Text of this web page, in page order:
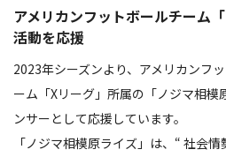
アメリカンフットボールチーム
活動を応援
2023年シーズンより、アメリカンフ
ーム「Xリーグ」所属の「ノジマ相模
ンサーとして応援しています。
「ノジマ相模原ライズ」は、“ 社会